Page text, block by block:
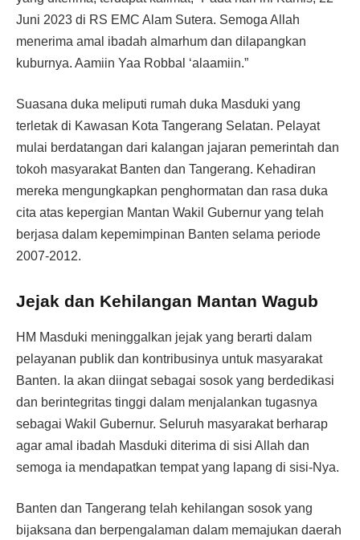
Juni 2023 di RS EMC Alam Sutera. Semoga Allah
menerima amal ibadah almarhum dan dilapangkan
kuburnya. Aamiin Yaa Robbal ‘alaamiin.”
Suasana duka meliputi rumah duka Masduki yang
terletak di Kawasan Kota Tangerang Selatan. Pelayat
mulai berdatangan dari kalangan jajaran pemerintah dan
tokoh masyarakat Banten dan Tangerang. Kehadiran
mereka mengungkapkan penghormatan dan rasa duka
cita atas kepergian Mantan Wakil Gubernur yang telah
berjasa dalam kepemimpinan Banten selama periode
2007-2012.
Jejak dan Kehilangan Mantan Wagub
HM Masduki meninggalkan jejak yang berarti dalam
pelayanan publik dan kontribusinya untuk masyarakat
Banten. Ia akan diingat sebagai sosok yang berdedikasi
dan berintegritas tinggi dalam menjalankan tugasnya
sebagai Wakil Gubernur. Seluruh masyarakat berharap
agar amal ibadah Masduki diterima di sisi Allah dan
semoga ia mendapatkan tempat yang lapang di sisi-Nya.
Banten dan Tangerang telah kehilangan sosok yang
bijaksana dan berpengalaman dalam memajukan daerah